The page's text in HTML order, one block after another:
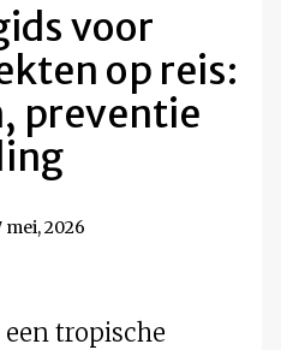
voor
op reis:
preventie
mei, 2026
een tropische